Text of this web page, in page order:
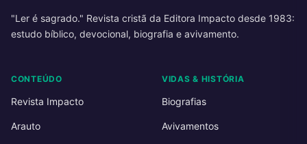
"Ler é sagrado." Revista cristã da Editora Impacto desde 1983:
estudo bíblico, devocional, biografia e avivamento.
CONTEÚDO
Revista Impacto
Arauto
VIDAS & HISTÓRIA
Biografias
Avivamentos